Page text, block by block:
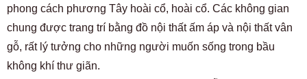
phong cách phương Tây hoài cổ, hoài cổ. Các không gian
chung được trang trí bằng đồ nội thất ấm áp và nội thất vân
gỗ, rất lý tưởng cho những người muốn sống trong bầu
không khí thư giãn.